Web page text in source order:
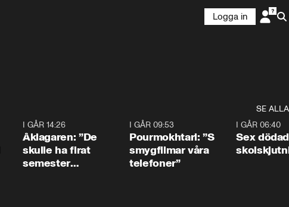
Logga in
SE ALLA
I GÅR 14:26
Åklagaren: ”De
skulle ha firat
semester
I GÅR 09:53
Pourmokhtari: ”S
smygfilmar våra
telefoner”
I GÅR 06:40
Sex